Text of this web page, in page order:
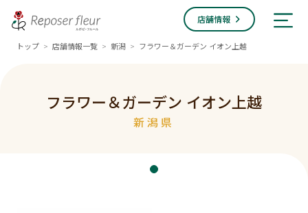
店舗情報
トップ > 店舗情報一覧 > 新潟 > フラワー＆ガーデン イオン上越
フラワー＆ガーデン イオン上越
新潟県